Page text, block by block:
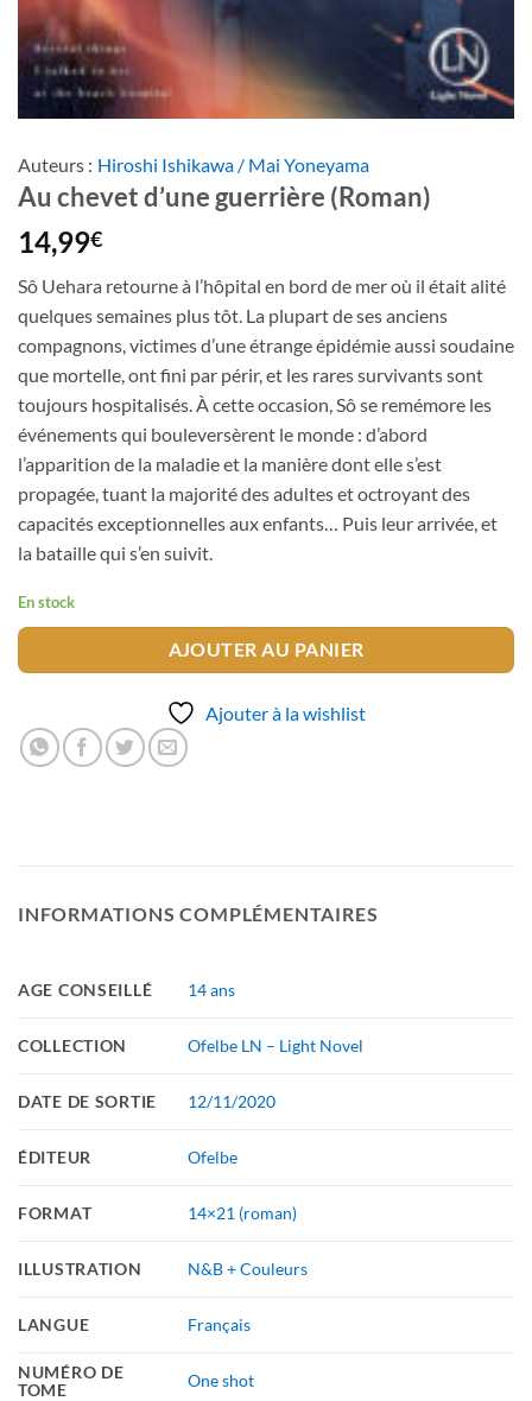
Auteurs : Hiroshi Ishikawa / Mai Yoneyama
Au chevet d’une guerrière (Roman)
14,99€
Sô Uehara retourne à l’hôpital en bord de mer où il était alité
quelques semaines plus tôt. La plupart de ses anciens
compagnons, victimes d’une étrange épidémie aussi soudaine
que mortelle, ont fini par périr, et les rares survivants sont
toujours hospitalisés. À cette occasion, Sô se remémore les
événements qui bouleversèrent le monde : d’abord
l’apparition de la maladie et la manière dont elle s’est
propagée, tuant la majorité des adultes et octroyant des
capacités exceptionnelles aux enfants… Puis leur arrivée, et
la bataille qui s’en suivit.
En stock
AJOUTER AU PANIER
Ajouter à la wishlist
INFORMATIONS COMPLÉMENTAIRES
AGE CONSEILLÉ 14 ans
COLLECTION Ofelbe LN – Light Novel
DATE DE SORTIE 12/11/2020
ÉDITEUR Ofelbe
FORMAT 14×21 (roman)
ILLUSTRATION N&B + Couleurs
LANGUE Français
NUMÉRO DE
TOME
One shot